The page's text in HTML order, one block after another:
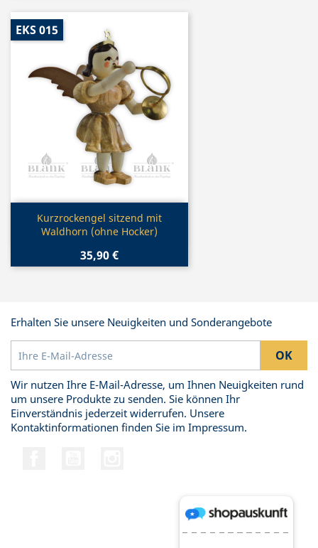
Vorschau
Kurzrockengel sitzend mit
Waldhorn (ohne Hocker)
35,90 €
EKS 015
Erhalten Sie unsere Neuigkeiten und Sonderangebote
Wir nutzen Ihre E-Mail-Adresse, um Ihnen Neuigkeiten rund
um unsere Produkte zu senden. Sie können Ihr
Einverständnis jederzeit widerrufen. Unsere
Kontaktinformationen finden Sie im Impressum.